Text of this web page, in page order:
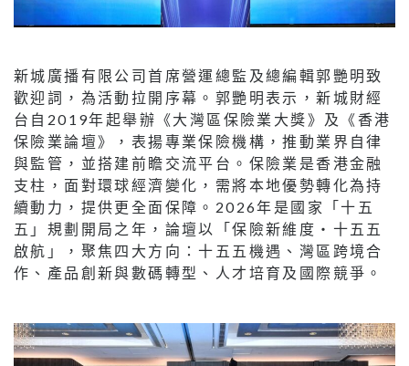
新城廣播有限公司首席營運總監及總編輯郭艷明致
歡迎詞，為活動拉開序幕。郭艷明表示，新城財經
台自2019年起舉辦《大灣區保險業大獎》及《香港
保險業論壇》，表揚專業保險機構，推動業界自律
與監管，並搭建前瞻交流平台。保險業是香港金融
支柱，面對環球經濟變化，需將本地優勢轉化為持
續動力，提供更全面保障。2026年是國家「十五
五」規劃開局之年，論壇以「保險新維度‧十五五
啟航」，聚焦四大方向：十五五機遇、灣區跨境合
作、產品創新與數碼轉型、人才培育及國際競爭。